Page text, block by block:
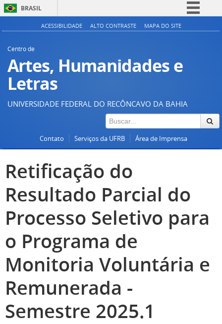
BRASIL
Simplifique!
Acesso à informação
Canais
ACESSIBILIDADE ALTO CONTRASTE MAPA DO SITE
Centro de
Artes, Humanidades e
Letras
UNIVERSIDADE FEDERAL DO RECÔNCAVO DA BAHIA
Contato Serviços da UFRB Área de Imprensa
Retificação do
Resultado Parcial do
Processo Seletivo para
o Programa de
Monitoria Voluntária e
Remunerada -
Semestre 2025.1